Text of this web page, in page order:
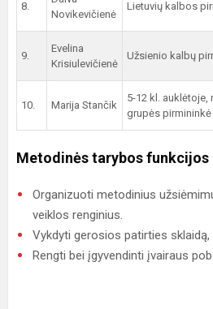
8.
Novikevičienė
Lietuvių kalbos
9.
Evelina
Krisiulevičienė
Užsienio kalbų
10. Marija Stančik
5-12 kl. auklėtoje,
grupės pirmininkė
Metodinės tarybos funkcijos
Organizuoti metodinius
veiklos renginius.
Vykdyti gerosios patirties
Rengti bei įgyvendinti įvairaus